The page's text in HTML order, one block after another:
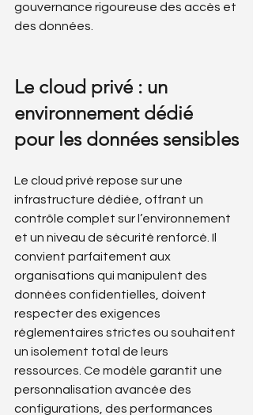
gouvernance rigoureuse des accès et
des données.
Le cloud privé : un
environnement dédié
pour les données sensibles
Le cloud privé repose sur une
infrastructure dédiée, offrant un
contrôle complet sur l’environnement
et un niveau de sécurité renforcé. Il
convient parfaitement aux
organisations qui manipulent des
données confidentielles, doivent
respecter des exigences
réglementaires strictes ou souhaitent
un isolement total de leurs
ressources. Ce modèle garantit une
personnalisation avancée des
configurations, des performances